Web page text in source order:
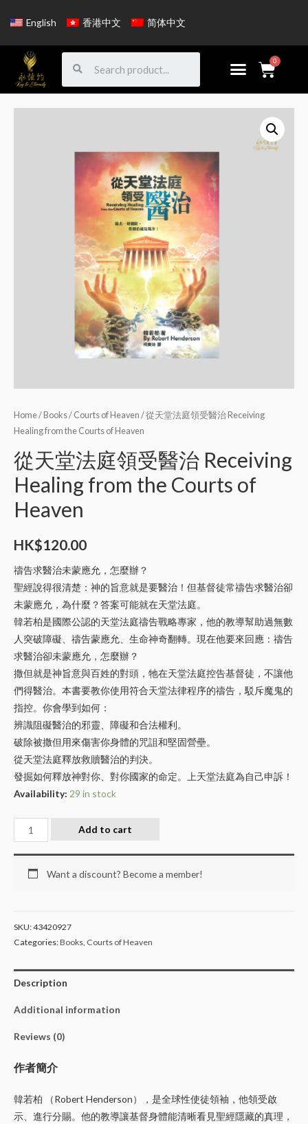
English 香港中文 简体中文
Home/ Books/ Courts of Heaven / 從天堂法庭領受醫治 Receiving
Healing from the Courts of Heaven
從天堂法庭領受醫治 Receiving
Healing from the Courts of
Heaven
HK$120.00
禱告求醫治未蒙應允，怎麼辦？
聖經說得很清楚：神的旨意就是要醫治！但基督徒常禱告求醫治卻
未蒙應允，為什麼？答案可能就在天堂法庭。
韓若柏是國際公認的天堂法庭禱告戰略專家，他的教導幫助過無數
人突破障礙、禱告蒙應允、生命神奇翻轉。現在他要來回應：禱告
求醫治卻未蒙應允，怎麼辦？
撒但就是神旨意與百姓的對頭，牠在天堂法庭控告基督徒，不讓他
們得醫治。本書要教你使用符合天堂法律程序的禱告，駁斥魔鬼的
指控。你會學到如何：
辨識阻礙醫治的邪靈、障礙和合法權利。
破除被撒但用來傷害你身體的咒詛和堅固營壘。
從天堂法庭釋放救贖醫治的判決。
發掘如何釋放神對你、對你國家的命定。上天堂法庭為自己申訴！
Availability: 29 in stock
Add to cart
Want a discount? Become a member!
SKU:43420927
Categories:Books Courts of Heaven
Description
Additional information
Reviews (0)
作者簡介
韓若柏 （Robert Henderson），是全球性使徒領袖，他領受啟
示、進行分賜。他的教導讓基督身體能清晰看見聖經隱藏的真理，